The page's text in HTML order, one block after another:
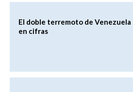
El doble terremoto de Venezuela
en cifras